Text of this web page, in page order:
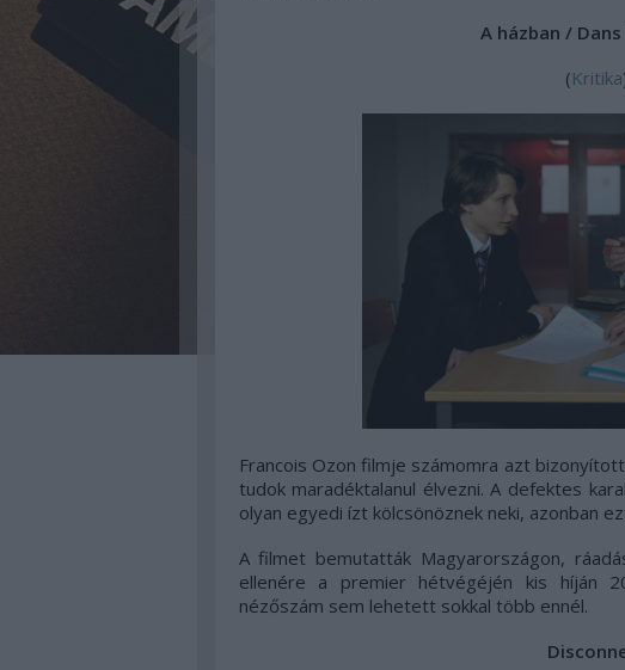
A házban /
(Kritika
Francois Ozon filmje számomra azt
tudok maradéktalanul élvezni. A defektes
olyan egyedi ízt kölcsönöznek neki, azonban
A filmet bemutatták Magyarországon,
ellenére a premier hétvégéjén kis híján
nézőszám sem lehetett sokkal több ennél.